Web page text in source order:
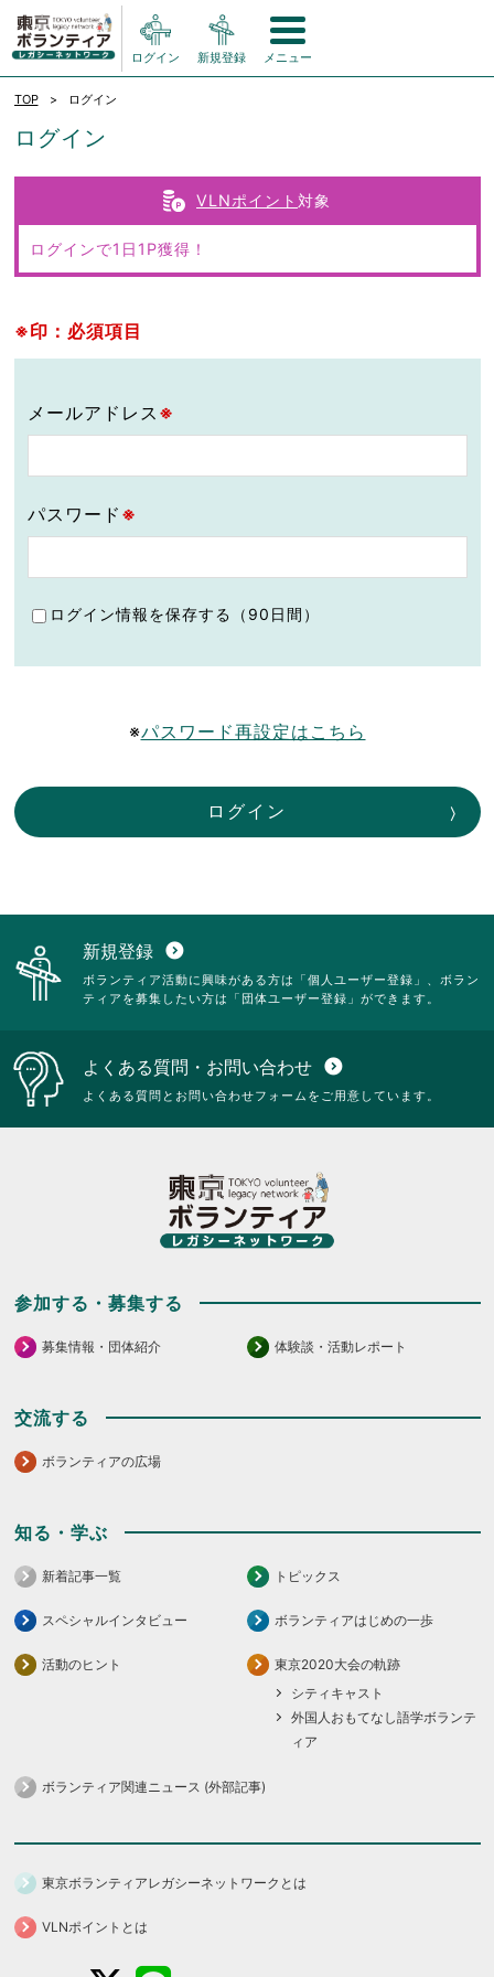
ログイン 新規登録 メニュー
TOP ログイン
ログイン
VLNポイント 対象
ログインで1日1P獲得！
※印：必須項目
メールアドレス ※
パスワード ※
ログイン情報を保存する（90日間）
※パスワード再設定はこちら
ログイン
新規登録 expand_circle_down
ボランティア活動に興味がある方は「個人ユーザー登録」、ボラン
ティアを募集したい方は「団体ユーザー登録」ができます。
よくある質問・お問い合わせ expand_circle_down
よくある質問とお問い合わせフォームをご用意しています。
参加する・募集する
募集情報・団体紹介 体験談・活動レポート
交流する
ボランティアの広場
知る・学ぶ
新着記事一覧 トピックス
スペシャルインタビュー ボランティアはじめの一歩
活動のヒント
東京2020大会の軌跡
シティキャスト
外国人おもてなし語学ボランテ
ィア
ボランティア関連ニュース (外部記事)
東京ボランティアレガシーネットワークとは
VLNポイントとは